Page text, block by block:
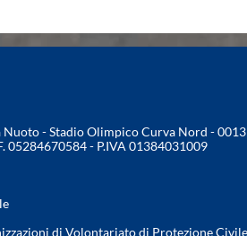
- Stadio Olimpico Curva Nord -
05284670584 - P.IVA 01384031009
di Volontariato di Protezione